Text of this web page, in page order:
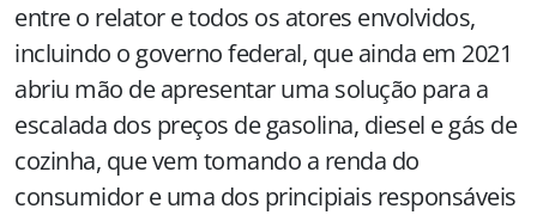
entre o relator e todos os atores envolvidos,
incluindo o governo federal, que ainda em 2021
abriu mão de apresentar uma solução para a
escalada dos preços de gasolina, diesel e gás de
cozinha, que vem tomando a renda do
consumidor e uma dos principiais responsáveis